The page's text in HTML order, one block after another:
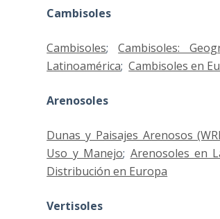
Cambisoles
Cambisoles;Cambisoles:
Latinoamérica;Cambisoles en
Arenosoles
Dunas y Paisajes Arenosos
Uso y Manejo; Arenosoles en
Distribución en Europa
Vertisoles